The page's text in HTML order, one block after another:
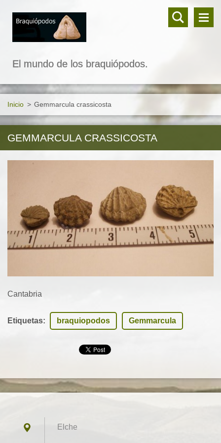
El mundo de los braquiópodos.
Inicio > Gemmarcula crassicosta
GEMMARCULA CRASSICOSTA
Cantabria
Etiquetas: braquiopodos Gemmarcula
Elche